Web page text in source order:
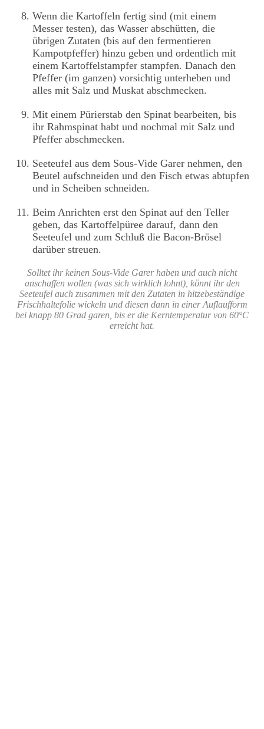
Wenn die Kartoffeln fertig sind (mit einem
Messer testen), das Wasser abschütten, die
übrigen Zutaten (bis auf den fermentieren
Kampotpfeffer) hinzu geben und ordentlich mit
einem Kartoffelstampfer stampfen. Danach den
Pfeffer (im ganzen) vorsichtig unterheben und
alles mit Salz und Muskat abschmecken.
Mit einem Pürierstab den Spinat bearbeiten, bis
ihr Rahmspinat habt und nochmal mit Salz und
Pfeffer abschmecken.
Seeteufel aus dem Sous-Vide Garer nehmen, den
Beutel aufschneiden und den Fisch etwas abtupfen
und in Scheiben schneiden.
Beim Anrichten erst den Spinat auf den Teller
geben, das Kartoffelpüree darauf, dann den
Seeteufel und zum Schluß die Bacon-Brösel
darüber streuen.
Solltet ihr keinen Sous-Vide Garer haben und auch nicht
anschaffen wollen (was sich wirklich lohnt), könnt ihr den
Seeteufel auch zusammen mit den Zutaten in hitzebeständige
Frischhaltefolie wickeln und diesen dann in einer Auflaufform
bei knapp 80 Grad garen, bis er die Kerntemperatur von 60°C
erreicht hat.